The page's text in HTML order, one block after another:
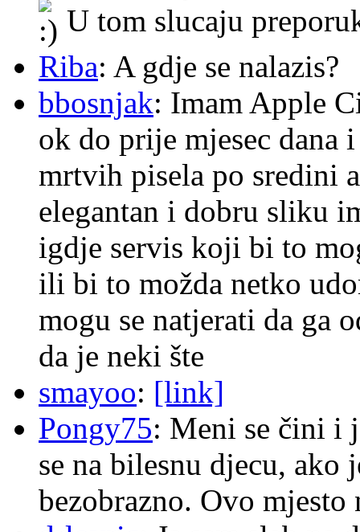
U tom slucaju
Riba: A gdje se nalazis?
bbosnjak: Imam Apple
ok do prije mjesec dana
mrtvih pisela po sredini
elegantan i dobru sliku
igdje servis koji bi to
ili bi to možda netko
mogu se natjerati da ga
da je neki šte
smayoo: [link]
Pongy75: Meni se čini i
se na bilesnu djecu, ako
bezobrazno. Ovo